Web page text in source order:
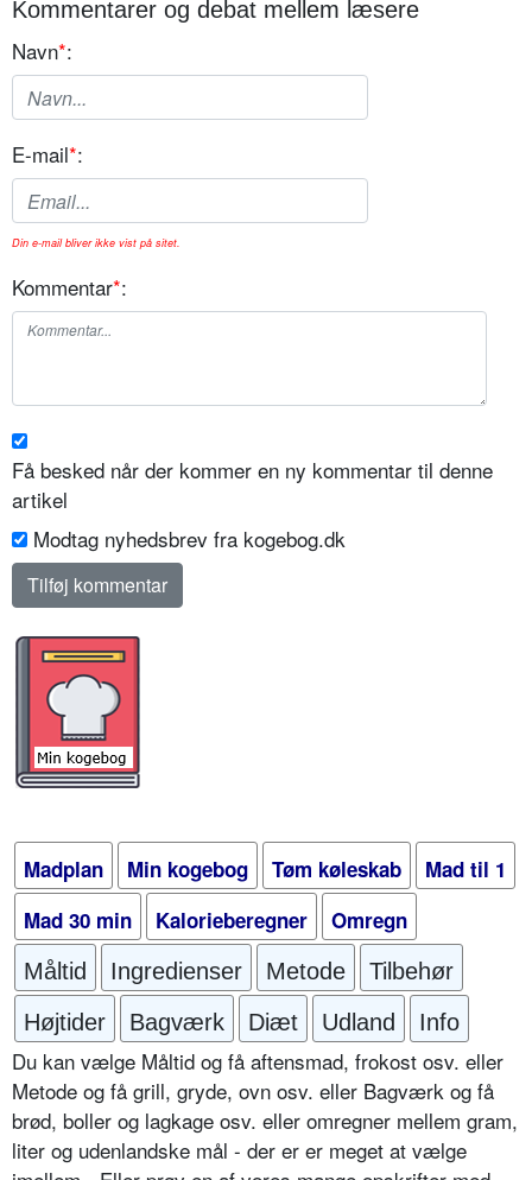
Kommentarer og debat mellem læsere
Navn*:
E-mail*:
Din e-mail bliver ikke vist på sitet.
Kommentar*:
Få besked når der kommer en ny kommentar til denne
artikel
Modtag nyhedsbrev fra kogebog.dk
Madplan Min kogebog Tøm køleskab
Mad til 1
Mad 30 min
Kalorieberegner Omregn
Måltid Ingredienser Metode
Tilbehør
Højtider
Bagværk Diæt Udland Info
Du kan vælge Måltid og få aftensmad, frokost osv. eller
Metode og få grill, gryde, ovn osv. eller Bagværk og få
brød, boller og lagkage osv. eller omregner mellem gram,
liter og udenlandske mål - der er er meget at vælge